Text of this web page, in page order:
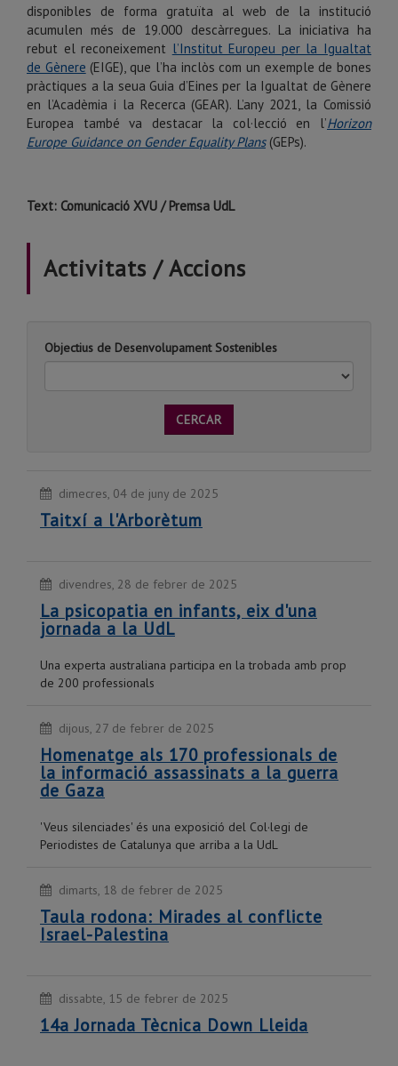
disponibles de forma gratuïta al web de la institució
acumulen més de 19.000 descàrregues. La iniciativa ha
rebut el reconeixement l’Institut Europeu per la Igualtat
de Gènere (EIGE), que l’ha inclòs com un exemple de bones
pràctiques a la seua Guia d’Eines per la Igualtat de Gènere
en l’Acadèmia i la Recerca (GEAR). L’any 2021, la Comissió
Europea també va destacar la col·lecció en l’Horizon
Europe Guidance on Gender Equality Plans(GEPs).
Text: Comunicació XVU / Premsa UdL
Activitats / Accions
Objectius de Desenvolupament Sostenibles
CERCAR
dimecres, 04 de juny de 2025
Taitxí a l'Arborètum
divendres, 28 de febrer de 2025
La psicopatia en infants, eix d'una
jornada a la UdL
Una experta australiana participa en la trobada amb prop
de 200 professionals
dijous, 27 de febrer de 2025
Homenatge als 170 professionals de
la informació assassinats a la guerra
de Gaza
'Veus silenciades' és una exposició del Col·legi de
Periodistes de Catalunya que arriba a la UdL
dimarts, 18 de febrer de 2025
Taula rodona: Mirades al conflicte
Israel-Palestina
dissabte, 15 de febrer de 2025
14a Jornada Tècnica Down Lleida